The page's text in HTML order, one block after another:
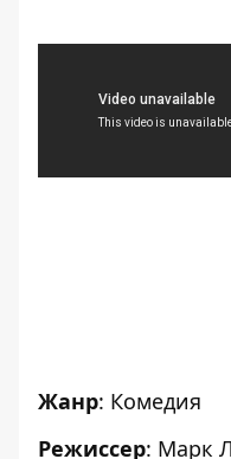
Жанр: Комедия
Режиссер: Марк